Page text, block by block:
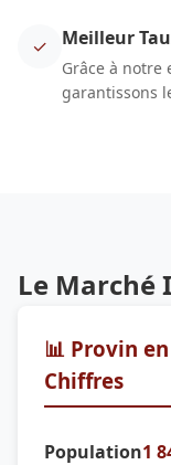
✓ Meilleur
Grâce à notre
garantissons
Le Marché
📊 Provin en
Chiffres
Population1